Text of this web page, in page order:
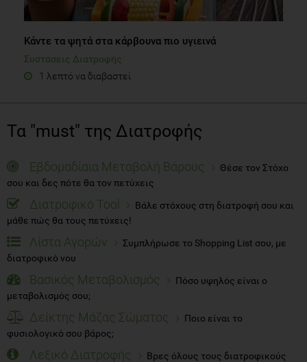
Κάντε τα ψητά στα κάρβουνα πιο υγιεινά
Συστάσεις Διατροφής
1 λεπτό να διαβαστεί
Τα "must" της Διατροφής
Εβδομαδίαια Μεταβολή Βάρους
Θέσε τον Στόχο
σου και δες πότε θα τον πετύχεις
Διατροφικό Tool
Βάλε στόχους στη διατροφή σου και
μάθε πώς θα τους πετύχεις!
Λίστα Αγορών
Συμπλήρωσε το Shopping List σου, με
διατροφικό νου
Βασικός Μεταβολισμός
Πόσο υψηλός είναι ο
μεταβολισμός σου;
Δείκτης Μάζας Σώματος
Ποιο είναι το
φυσιολογικό σου βάρος;
Λεξικό Διατροφής Βρες όλους τους διατροφικούς